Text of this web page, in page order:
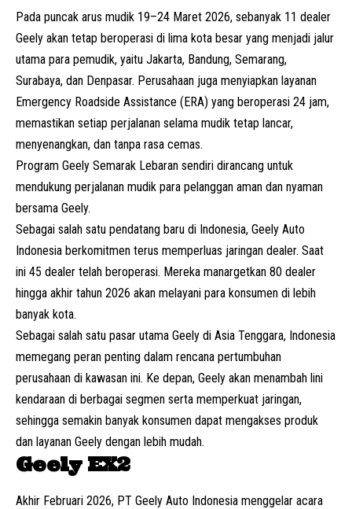
Pada puncak arus mudik 19–24 Maret 2026, sebanyak 11 dealer
Geely akan tetap beroperasi di lima kota besar yang menjadi jalur
utama para pemudik, yaitu Jakarta, Bandung, Semarang,
Surabaya, dan Denpasar. Perusahaan juga menyiapkan layanan
Emergency Roadside Assistance (ERA) yang beroperasi 24 jam,
memastikan setiap perjalanan selama mudik tetap lancar,
menyenangkan, dan tanpa rasa cemas.
Program Geely Semarak Lebaran sendiri dirancang untuk
mendukung perjalanan mudik para pelanggan aman dan nyaman
bersama Geely.
Sebagai salah satu pendatang baru di Indonesia, Geely Auto
Indonesia berkomitmen terus memperluas jaringan dealer. Saat
ini 45 dealer telah beroperasi. Mereka manargetkan 80 dealer
hingga akhir tahun 2026 akan melayani para konsumen di lebih
banyak kota.
Sebagai salah satu pasar utama Geely di Asia Tenggara, Indonesia
memegang peran penting dalam rencana pertumbuhan
perusahaan di kawasan ini. Ke depan, Geely akan menambah lini
kendaraan di berbagai segmen serta memperkuat jaringan,
sehingga semakin banyak konsumen dapat mengakses produk
dan layanan Geely dengan lebih mudah.
Geely EX2
Akhir Februari 2026, PT Geely Auto Indonesia menggelar acara